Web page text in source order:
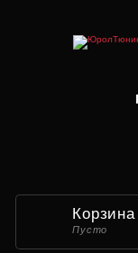
Корзина
Пусто